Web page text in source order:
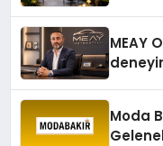
MEAY
Moda